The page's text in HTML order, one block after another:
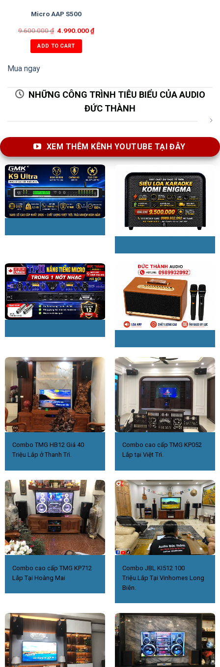
Micro AAP S500
9.600.000₫ 4.990.000₫
ADD TO CART
Mua ngay
NHỮNG CÔNG TRÌNH TIÊU BIỂU CỦA AUDIO
ĐỨC THÀNH
XEM THÊM KÊNH YOUTUBE TẠI ĐÂY
Combo TMG HB12 Giá 40
Triệu Lắp ở Thanh Trì.
Combo cao cấp TMG KP052
Lắp tại Việt Trì.
Combo cao cấp TMG KP712
Lắp Tại Hoàng Mai
Combo JBL KI512 100
Triệu.Lắp Tại Vinhomes Long
Biên.